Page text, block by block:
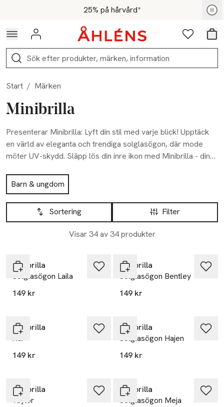
Hoppa till navigationsmenyn25% på hårvård*
För medlemmar - Shoppa nu
Logga in Favoriter
Sök
Start / Märken
Minibrilla
Presenterar Minibrilla: Lyft din stil med varje blick! Upptäck
en värld av eleganta och trendiga solglasögon, där mode
möter UV-skydd. Släpp lös din inre ikon med Minibrilla - din
Hoppa till produktsidan
Barn & ungdom
Hoppa till produktsidan
Filter
Sortering
Visar 34 av 34 produkter
Lista över produkter
Minibrilla
Solglasögon Laila
149 kr
Minibrilla
Solglasögon Bentley
149 kr
Minibrilla
Kai
149 kr
Minibrilla
Solglasögon Hajen
149 kr
Minibrilla
Taylor
Minibrilla
Solglasögon Meja